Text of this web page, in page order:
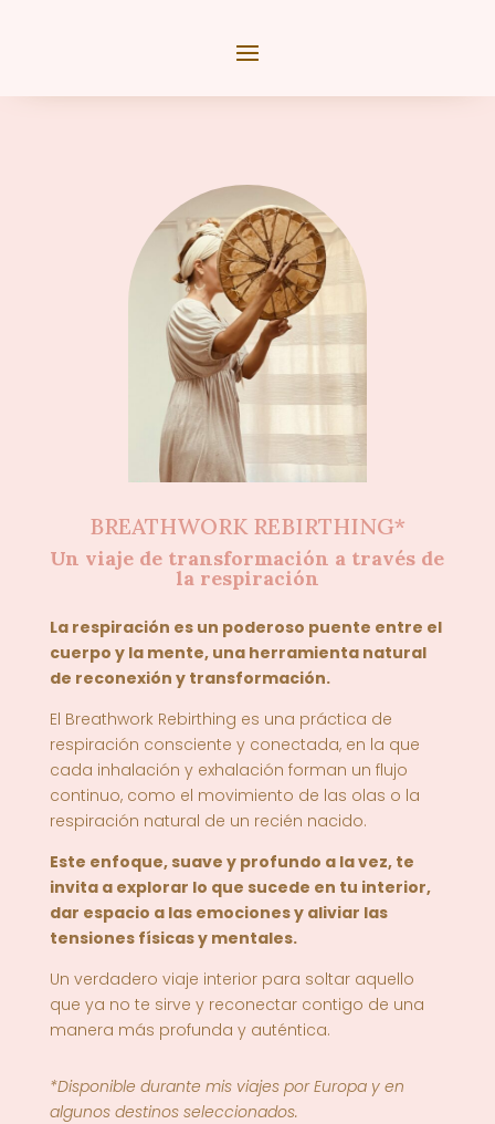
BREATHWORK REBIRTHING*
Un viaje de transformación a través de
la respiración
La respiración es un poderoso puente entre el
cuerpo y la mente, una herramienta natural
de reconexión y transformación.
El Breathwork Rebirthing es una práctica de
respiración consciente y conectada, en la que
cada inhalación y exhalación forman un flujo
continuo, como el movimiento de las olas o la
respiración natural de un recién nacido.
Este enfoque,suave y profundo a la vez, te
invita a explorar lo que sucede en tu interior,
dar espacio a las emociones y aliviar las
tensiones físicas y mentales.
Un verdadero viaje interiorpara soltar aquello
que ya no te sirve y reconectar contigo de una
manera más profunda y auténtica.
*Disponible durante mis viajes por Europa y en
algunos destinos seleccionados.